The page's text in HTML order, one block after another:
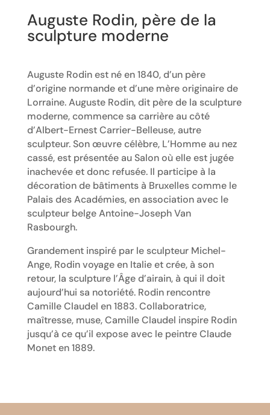
Auguste Rodin, père de la
sculpture moderne
Auguste Rodin est né en 1840, d’un père
d’origine normande et d’une mère originaire de
Lorraine. Auguste Rodin, dit père de la sculpture
moderne, commence sa carrière au côté
d’Albert-Ernest Carrier-Belleuse, autre
sculpteur. Son œuvre célèbre, L’Homme au nez
cassé, est présentée au Salon où elle est jugée
inachevée et donc refusée. Il participe à la
décoration de bâtiments à Bruxelles comme le
Palais des Académies, en association avec le
sculpteur belge Antoine-Joseph Van
Rasbourgh.
Grandement inspiré par le sculpteur Michel-
Ange, Rodin voyage en Italie et crée, à son
retour, la sculpture l’Âge d’airain, à qui il doit
aujourd’hui sa notoriété. Rodin rencontre
Camille Claudel en 1883. Collaboratrice,
maîtresse, muse, Camille Claudel inspire Rodin
jusqu’à ce qu’il expose avec le peintre Claude
Monet en 1889.